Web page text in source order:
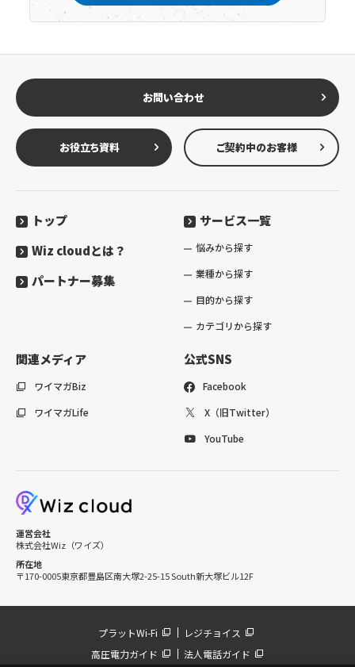
お問い合わせ
お役立ち資料 ご契約中のお客様
トップ サービス一覧
悩みから探す
業種から探す
目的から探す
カテゴリから探す
Wiz cloudとは？
パートナー募集
関連メディア
ワイマガBiz
ワイマガLife
公式SNS
Facebook
X（旧Twitter）
YouTube
運営会社
株式会社Wiz（ワイズ）
所在地
〒170-0005東京都豊島区南大塚2-25-15 South新大塚ビル12F
プラットWi-Fi
レジチョイス
高圧電力ガイド
法人電話ガイド